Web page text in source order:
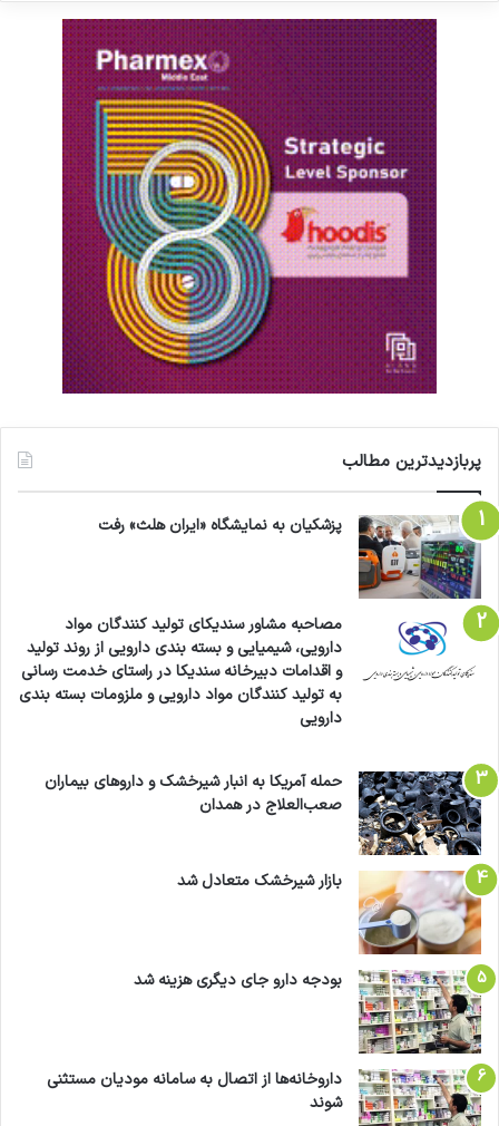
پربازدیدترین مطالب
پزشکیان به نمایشگاه «ایران هلث» رفت
مصاحبه مشاور سندیکای تولید کنندگان مواد
دارویی، شیمیایی و بسته بندی دارویی از روند تولید
و اقدامات دبیرخانه سندیکا در راستای خدمت رسانی
به تولید کنندگان مواد دارویی و ملزومات بسته بندی
دارویی
حمله آمریکا به انبار شیرخشک و داروهای بیماران
صعب‌العلاج در همدان
بازار شیرخشک متعادل شد
بودجه دارو جای دیگری هزینه شد
داروخانه‌ها از اتصال به سامانه مودیان مستثنی
شوند